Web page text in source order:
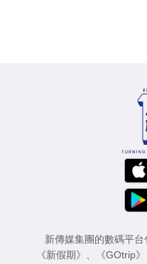
新傳媒集團的數碼平
《新假期》
《GOtrip》